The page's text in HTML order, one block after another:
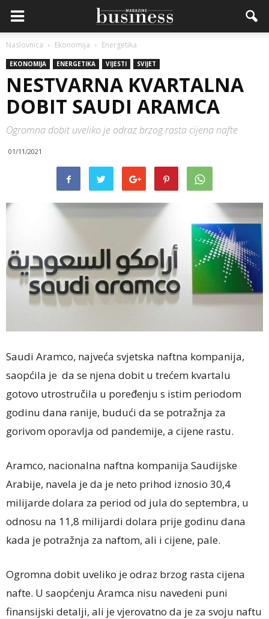
Naslovnica Ekonomija Energetika
EKONOMIJA ENERGETIKA VIJESTI SVIJET
NESTVARNA KVARTALNA
DOBIT SAUDI ARAMCA
Ogromna dobit uveliko je odraz brzog rasta cijena nafte
01/11/2021
Saudi Aramco, najveća svjetska naftna kompanija,
saopćila je da se njena dobit u trećem kvartalu
gotovo utrostručila u poređenju s istim periodom
godinu dana ranije, budući da se potražnja za
gorivom oporavlja od pandemije, a cijene rastu.
Aramco, nacionalna naftna kompanija Saudijske
Arabije, navela je da je neto prihod iznosio 30,4
milijarde dolara za period od jula do septembra, u
odnosu na 11,8 milijardi dolara prije godinu dana
kada je potražnja za naftom, ali i cijene, pale.
Ogromna dobit uveliko je odraz brzog rasta cijena
nafte. U saopćenju Aramca nisu navedeni puni
finansijski detalji, ali je vjerovatno da je za svoju naftu